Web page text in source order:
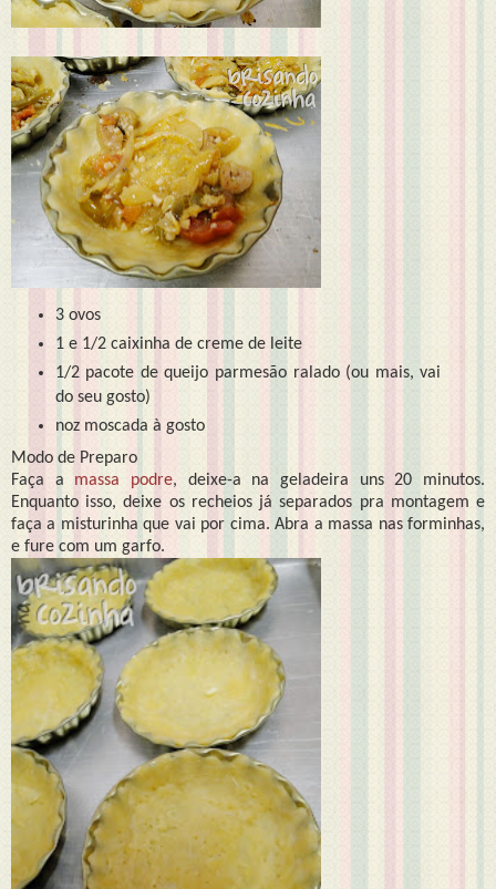
3 ovos
1 e 1/2 caixinha de creme de leite
1/2 pacote de queijo parmesão ralado (ou mais, vai
do seu gosto)
noz moscada à gosto
Modo de Preparo
Faça a massa podre, deixe-a na geladeira uns 20 minutos.
Enquanto isso, deixe os recheios já separados pra montagem e
faça a misturinha que vai por cima. Abra a massa nas forminhas,
e fure com um garfo.